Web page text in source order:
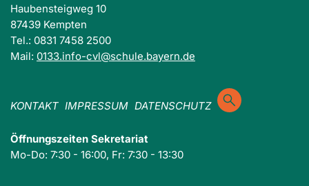
Haubensteigweg 10
87439 Kempten
Tel.: 0831 7458 2500
Mail: 0133.info-cvl@schule.bayern.de
KONTAKT IMPRESSUM DATENSCHUTZ
Öffnungszeiten Sekretariat
Mo-Do: 7:30 - 16:00, Fr: 7:30 - 13:30